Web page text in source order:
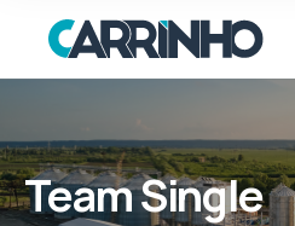
Team Single